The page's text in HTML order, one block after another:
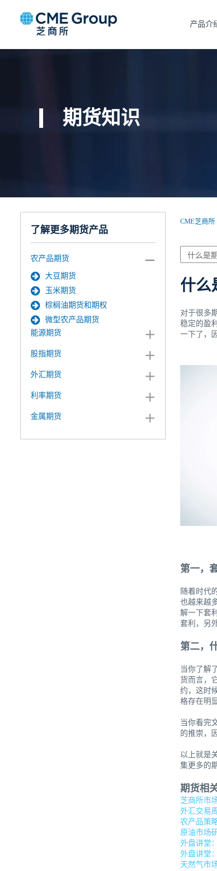
产品介
期货知识
了解更多期货产品
农产品期货
大豆期货
玉米期货
棕榈油期货和期权
微型农产品期货
能源期货
股指期货
外汇期货
利率期货
金属期货
CME芝商所
什么
对于很多
稳定的盈
一下了，
第一，
随着时代
也越来越
解一下套
套利，另
第二，
当你了解
货而言，
约，这时
格存在明
当你看完
的推崇，
以上就是
集更多的
期货相
芝商所市
外汇交易
农产品策
原油市场
外盘讲堂
外盘讲堂
天然气市